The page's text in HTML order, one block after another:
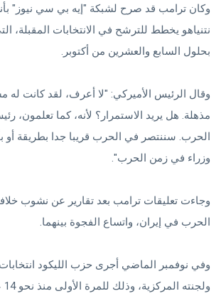
وكان ترامب قد صرح لشبكة "إيه بي سي نيوز" بأنه
نتنياهو يخطط للترشح في الانتخابات المقبلة،
بحلول السابع والعشرين من أكتوبر.
وقال الرئيس الأميركي: "لا أعرف، لقد كانت له
مذهلة. هل يريد الاستمرار؟ لأنه، كما تعلمون،
الحرب. سننتصر في الحرب قريبا جدا بطريقة أو
وزراء في زمن الحرب".
وجاءت تعليقات ترامب بعد تقارير عن نشوب
الحرب في إيران، واتساع الفجوة بينهما.
وفي نوفمبر الماضي أجرى حزب الليكود انتخابات